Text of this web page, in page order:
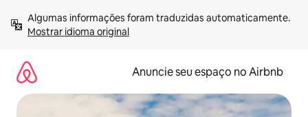
para
Mostrar idioma original
Anuncie seu espaço no Airbnb